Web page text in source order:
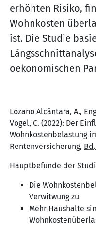
erhöhten Risiko,
Wohnkosten
ist. Die Studie
oekonomischen
Lozano Alcántara, A.,
Vogel, C. (2022): Der
Wohnkostenbelastung
Rentenversicherung, Bd.
Hauptbefunde der
Die
Verwitwung zu.
Mehr Haushalte